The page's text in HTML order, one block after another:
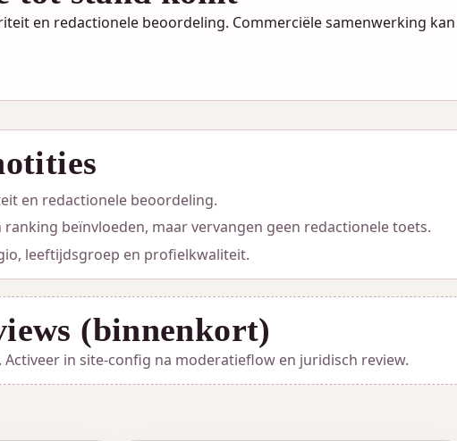
en redactionele beoordeling. Commerciële samenwerking
en redactionele beoordeling.
beïnvloeden, maar vervangen geen redactionele toets.
leeftijdsgroep en profielkwaliteit.
(binnenkort)
in site-config na moderatieflow en juridisch review.